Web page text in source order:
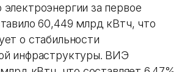
за первое
60,449 млрд кВтч, что
о стабильности
инфраструктуры. ВИЭ